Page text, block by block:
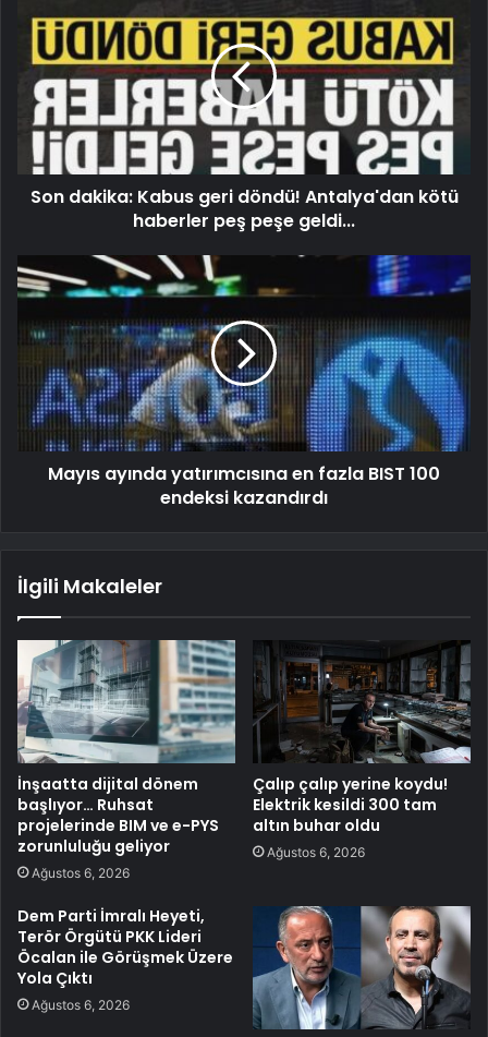
Son dakika: Kabus geri döndü! Antalya'dan kötü
haberler peş peşe geldi...
Mayıs ayında yatırımcısına en fazla BIST 100
endeksi kazandırdı
İlgili Makaleler
İnşaatta dijital dönem
başlıyor… Ruhsat
projelerinde BIM ve e-PYS
zorunluluğu geliyor
Ağustos 6, 2026
Çalıp çalıp yerine koydu!
Elektrik kesildi 300 tam
altın buhar oldu
Ağustos 6, 2026
Dem Parti İmralı Heyeti,
Terör Örgütü PKK Lideri
Öcalan ile Görüşmek Üzere
Yola Çıktı
Ağustos 6, 2026